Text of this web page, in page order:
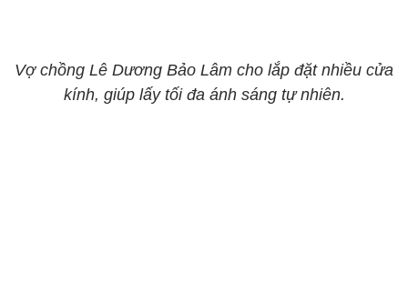
Vợ chồng Lê Dương Bảo Lâm cho lắp đặt nhiều cửa
kính, giúp lấy tối đa ánh sáng tự nhiên.